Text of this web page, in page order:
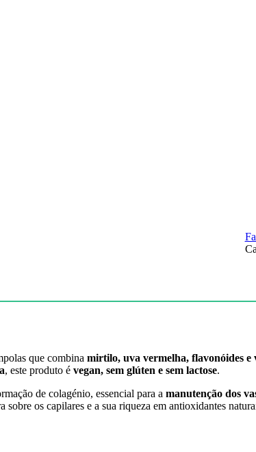
que combina mirtilo, uva vermelha, flavonóides e
, este produto é vegan, sem glúten e sem lactose.
de colagénio, essencial para a manutenção dos
os capilares e a sua riqueza em antioxidantes